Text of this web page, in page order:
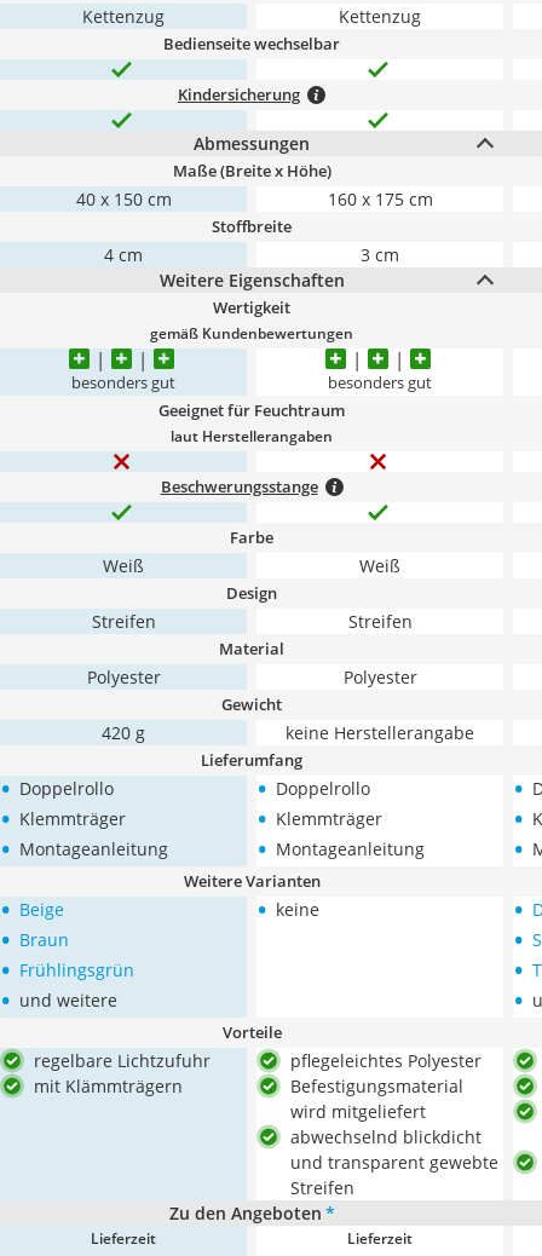
Kettenzug Kettenzug
Bedienseite wechselbar
Kindersicherung
Abmessungen
Maße (Breite x Höhe)
40 x 150 cm 160 x 175 cm
Stoffbreite
4 cm
3 cm
Weitere Eigenschaften
Wertigkeit
gemäß Kundenbewertungen
besonders gut besonders gut
Geeignet für Feuchtraum
laut Herstellerangaben
Beschwerungsstange
Farbe
Weiß Weiß
Design
Streifen Streifen
Material
Polyester Polyester
Gewicht
‎420 g keine Herstellerangabe
Lieferumfang
• Doppelrollo
• Klemmträger
• Montageanleitung
• Doppelrollo
• Klemmträger
• Montageanleitung
•
•
•
Weitere Varianten
• Beige
• Braun
• Frühlingsgrün
• und weitere
• keine •
•
•
•
Vorteile
regelbare Lichtzufuhr
mit Klämmträgern
pflegeleichtes Polyester
Befestigungsmaterial
wird mitgeliefert
abwechselnd blickdicht
und transparent gewebte
Streifen
Zu den Angeboten *
Lieferzeit Lieferzeit